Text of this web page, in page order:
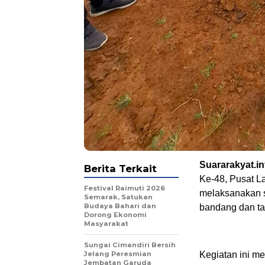
Ke-48, Pusat
melaksanakan
bandang dan
Kegiatan ini
Berita Terkait
Festival Raimuti 2026
Semarak, Satukan
Budaya Bahari dan
Dorong Ekonomi
Masyarakat
Sungai Cimandiri Bersih
Jelang Peresmian
Jembatan Garuda